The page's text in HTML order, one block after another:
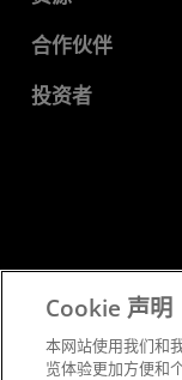
就业机会
联系我们
媒体库
开发中心
成功案例
合作伙伴
AMD 合作伙伴中心
投资者
SEC 报告
Cookie 声明
本网站使用我们和
览体验更加方便和